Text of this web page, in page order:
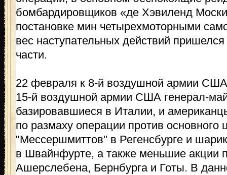
бомбардировщиков «де Хэвиленд
постановке мин четырехмоторными
вес наступательных действий
части.
22 февраля к 8-й воздушной армии
15-й воздушной армии США генерал-
базировавшиеся в Италии, и
по размаху операции против основного
"Мессершмиттов" в Регенсбурге и
в Швайнфурте, а также меньшие акции
Ашерслебена, Бернбурга и Готы. В